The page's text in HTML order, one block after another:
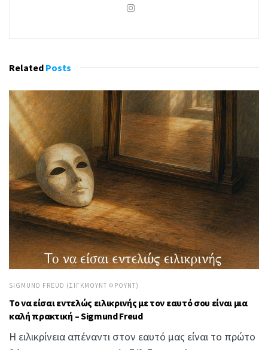
Related Posts
SIGMUND FREUD (ΣΊΓΚΜΟΥΝΤ ΦΡΌΥΝΤ)
Το να είσαι εντελώς ειλικρινής με τον εαυτό σου είναι μια
καλή πρακτική – Sigmund Freud
Η ειλικρίνεια απέναντι στον εαυτό μας είναι το πρώτο